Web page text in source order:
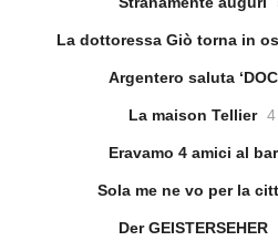
La dottoressa Giò torna in
Argentero saluta ‘DOC
La maison Tellier
Eravamo 4 amici al bar
Sola me ne vo per la
Der GEISTERSEHER